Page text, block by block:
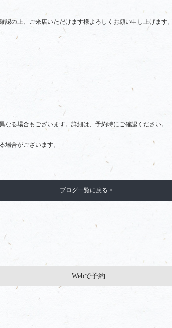
の上、ご来店いただけます様よろしくお願い申し上げます。
る場合もございます。詳細は、予約時にご確認ください。
合がございます。
ブログ一覧に戻る >
Webで予約